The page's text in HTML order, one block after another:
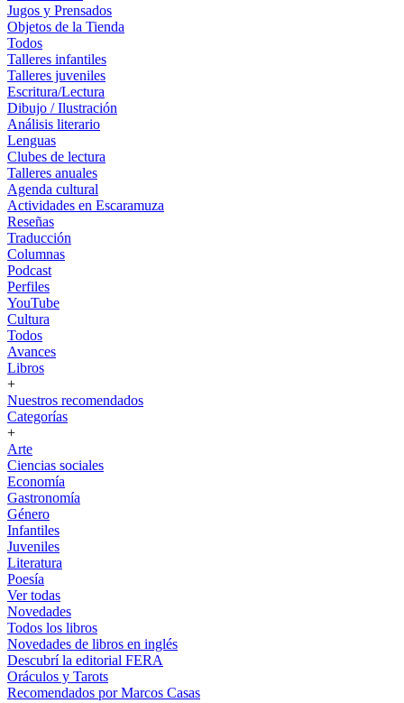
Jugos y Prensados
Objetos de la Tienda
Todos
Talleres infantiles
Talleres juveniles
Escritura/Lectura
Dibujo / Ilustración
Análisis literario
Lenguas
Clubes de lectura
Talleres anuales
Agenda cultural
Actividades en Escaramuza
Reseñas
Traducción
Columnas
Podcast
Perfiles
YouTube
Cultura
Todos
Avances
Libros
+
Nuestros recomendados
Categorías
+
Arte
Ciencias sociales
Economía
Gastronomía
Género
Infantiles
Juveniles
Literatura
Poesía
Ver todas
Novedades
Todos los libros
Novedades de libros en inglés
Descubrí la editorial FERA
Oráculos y Tarots
Recomendados por Marcos Casas